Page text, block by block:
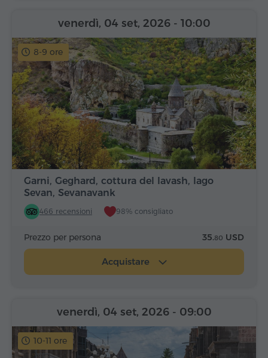
8-9 ore
Garni, Geghard, cottura del lavash, lago
Sevan, Sevanavank
466 recensioni 98% consigliato
venerdì, 04 set, 2026 - 10:00
Prezzo per persona 35.80 USD
Acquistare
10-11 ore
venerdì, 04 set, 2026 - 09:00